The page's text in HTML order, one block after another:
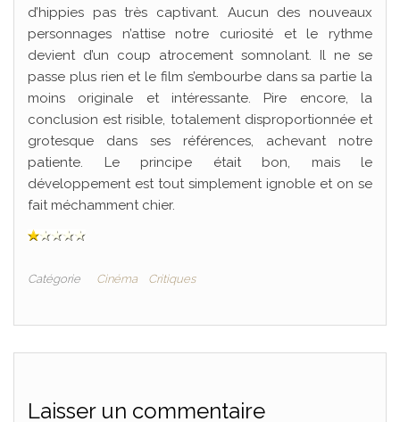
d’hippies pas très captivant. Aucun des nouveaux
personnages n’attise notre curiosité et le rythme
devient d’un coup atrocement somnolant. Il ne se
passe plus rien et le film s’embourbe dans sa partie la
moins originale et intéressante. Pire encore, la
conclusion est risible, totalement disproportionnée et
grotesque dans ses références, achevant notre
patiente. Le principe était bon, mais le
développement est tout simplement ignoble et on se
fait méchamment chier.
Catégorie Cinéma Critiques
Laisser un commentaire